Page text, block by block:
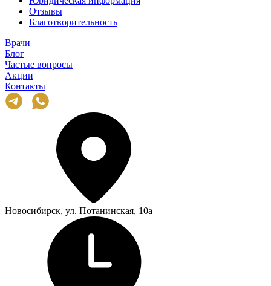
Отзывы
Благотворительность
Врачи
Блог
Частые вопросы
Акции
Контакты
Новосибирск, ул. Потанинская, 10а